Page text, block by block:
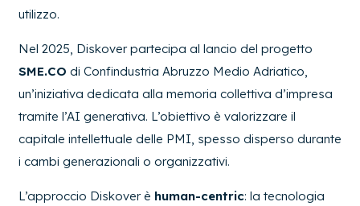
utilizzo.
Nel 2025, Diskover partecipa al lancio del progetto
SME.CO di Confindustria Abruzzo Medio Adriatico,
un’iniziativa dedicata alla memoria collettiva d’impresa
tramite l’AI generativa. L’obiettivo è valorizzare il
capitale intellettuale delle PMI, spesso disperso durante
i cambi generazionali o organizzativi.
L’approccio Diskover è human-centric: la tecnologia